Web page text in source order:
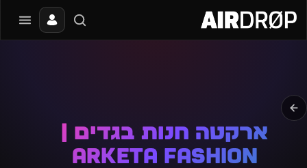
טיפ: אפשר להקליד שם אומן, עיר, תאריך או שם חג.
ארקטה חנות בגדים |
Arketa Fashion